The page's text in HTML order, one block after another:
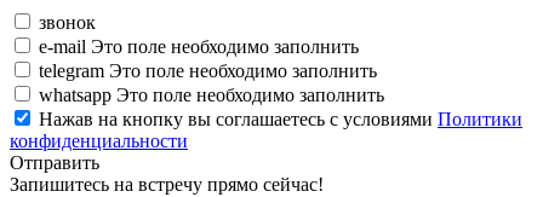
звонок
e-mail Это поле необходимо заполнить
telegram Это поле необходимо заполнить
whatsapp Это поле необходимо заполнить
Нажав на кнопку вы соглашаетесь с условиями Политики
конфиденциальности
Отправить
Запишитесь на встречу прямо сейчас!